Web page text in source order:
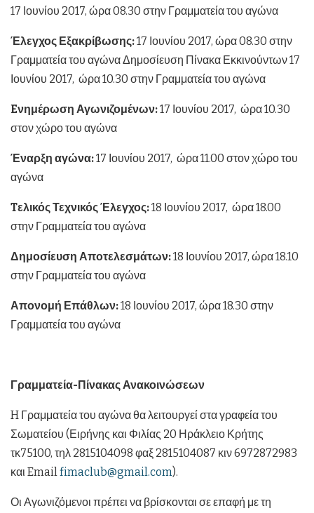
17 Ιουνίου 2017, ώρα 08.30 στην Γραμματεία του αγώνα
Έλεγχος Εξακρίβωσης:17 Ιουνίου 2017, ώρα 08.30 στην
Γραμματεία του αγώνα Δημοσίευση Πίνακα Εκκινούντων 17
Ιουνίου 2017, ώρα 10.30 στην Γραμματεία του αγώνα
Eνημέρωση Αγωνιζομένων:17 Ιουνίου 2017, ώρα 10.30
στον χώρο του αγώνα
Έναρξη αγώνα:17 Ιουνίου 2017, ώρα 11.00 στον χώρο του
αγώνα
Tελικός Τεχνικός Έλεγχος:18 Ιουνίου 2017, ώρα 18.00
στην Γραμματεία του αγώνα
Δημοσίευση Αποτελεσμάτων:18 Ιουνίου 2017, ώρα 18.10
στην Γραμματεία του αγώνα
Απονομή Επάθλων:18 Ιουνίου 2017, ώρα 18.30 στην
Γραμματεία του αγώνα
Γραμματεία-Πίνακας Ανακοινώσεων
H Γραμματεία του αγώνα θα λειτουργεί στα γραφεία του
Σωματείου (Ειρήνης και Φιλίας 20 Ηράκλειο Κρήτης
τκ75100, τηλ 2815104098 φαξ 2815104087 κιν 6972872983
και Email fimaclub@gmail.com).
Οι Αγωνιζόμενοι πρέπει να βρίσκονται σε επαφή με τη